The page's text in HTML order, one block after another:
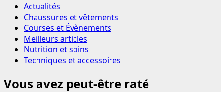
Actualités
Chaussures et vêtements
Courses et Évènements
Meilleurs articles
Nutrition et soins
Techniques et accessoires
Vous avez peut-être raté